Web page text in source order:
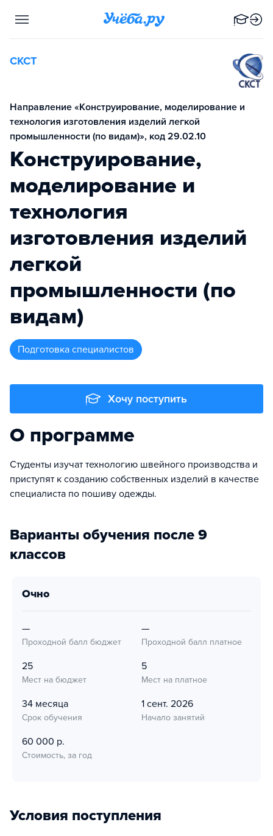
СКСТ
Направление «Конструирование, моделирование и
технология изготовления изделий легкой
промышленности (по видам)», код 29.02.10
Конструирование,
моделирование и
технология
изготовления изделий
легкой
промышленности (по
видам)
подготовка специалистов
Хочу поступить
О программе
Студенты изучат технологию швейного производства и
приступят к созданию собственных изделий в качестве
специалиста по пошиву одежды.
Варианты обучения после 9
классов
очно
—
Проходной балл бюджет
—
Проходной балл платное
25
Мест на бюджет
5
Мест на платное
34 месяца
Срок обучения
1 сент. 2026
Начало занятий
60 000 р.
Стоимость, за год
Условия поступления